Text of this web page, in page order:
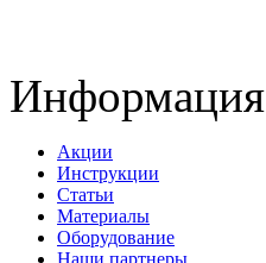
Информация
Акции
Инструкции
Статьи
Материалы
Оборудование
Наши партнеры